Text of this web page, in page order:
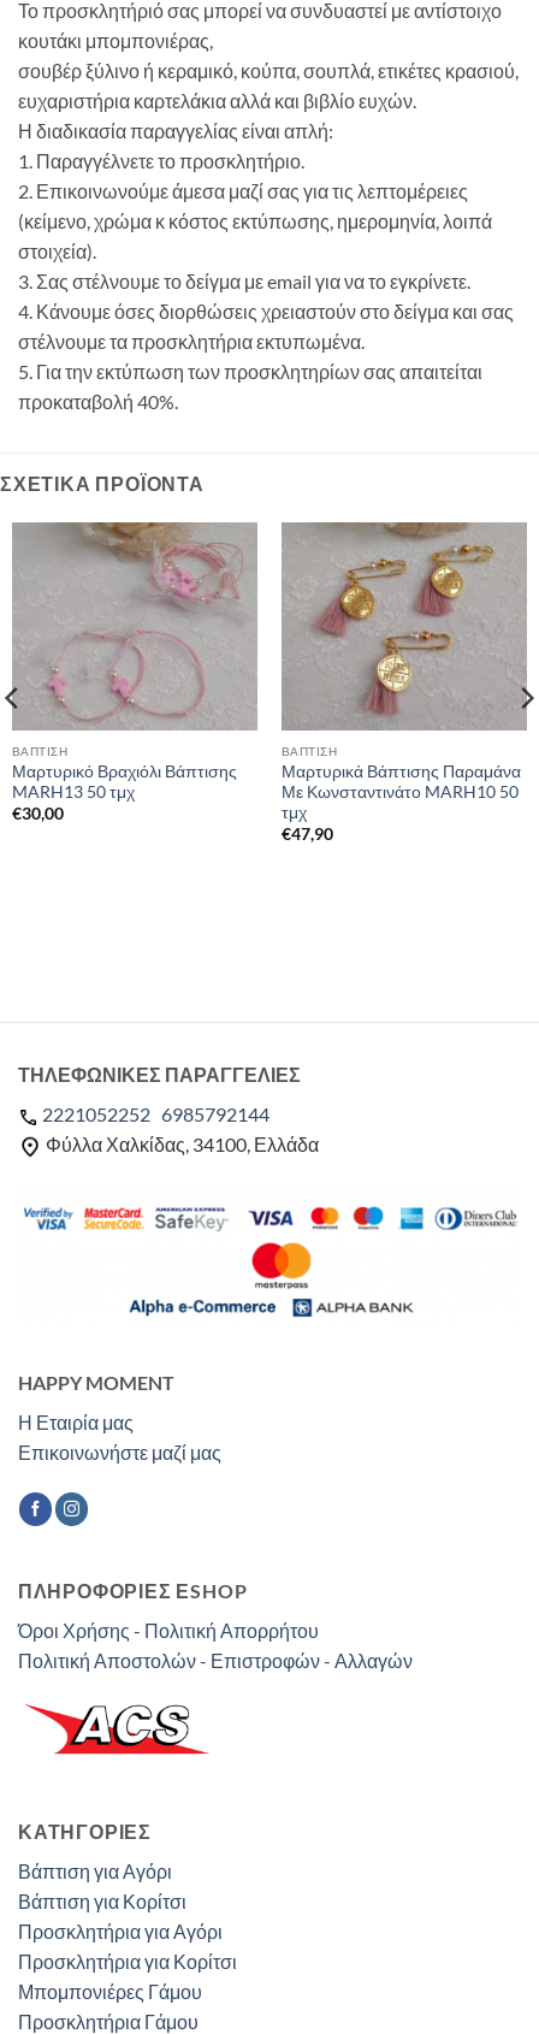
Το προσκλητήριό σας μπορεί να συνδυαστεί με αντίστοιχο
κουτάκι μπομπονιέρας,
σουβέρ ξύλινο ή κεραμικό, κούπα, σουπλά, ετικέτες κρασιού,
ευχαριστήρια καρτελάκια αλλά και βιβλίο ευχών.
Η διαδικασία παραγγελίας είναι απλή:
1. Παραγγέλνετε το προσκλητήριο.
2. Επικοινωνούμε άμεσα μαζί σας για τις λεπτομέρειες
(κείμενο, χρώμα κ κόστος εκτύπωσης, ημερομηνία, λοιπά
στοιχεία).
3. Σας στέλνουμε το δείγμα με email για να το εγκρίνετε.
4. Κάνουμε όσες διορθώσεις χρειαστούν στο δείγμα και σας
στέλνουμε τα προσκλητήρια εκτυπωμένα.
5. Για την εκτύπωση των προσκλητηρίων σας απαιτείται
προκαταβολή 40%.
ΣΧΕΤΙΚΆ ΠΡΟΪΌΝΤΑ
ΒΑΠΤΙΣΗ
Μαρτυρικό Βραχιόλι Βάπτισης
MARH13 50 τμχ
€30,00
ΒΑΠΤΙΣΗ
Μαρτυρικά Βάπτισης Παραμάνα
Με Κωνσταντινάτο MARH10 50
τμχ
€47,90
HAPPY MOMENT
Η Εταιρία μας
Επικοινωνήστε μαζί μας
ΠΛΗΡΟΦΟΡΙΕΣ ΕSHOP
Όροι Χρήσης - Πολιτική Απορρήτου
Πολιτική Αποστολών - Επιστροφών - Αλλαγών
ΤΗΛΕΦΩΝΙΚΕΣ ΠΑΡΑΓΓΕΛΙΕΣ
2221052252 6985792144
Φύλλα Χαλκίδας, 34100, Ελλάδα
ΚΑΤΗΓΟΡΊΕΣ
Βάπτιση για Αγόρι
Βάπτιση για Κορίτσι
Προσκλητήρια για Αγόρι
Προσκλητήρια για Κορίτσι
Μπομπονιέρες Γάμου
Προσκλητήρια Γάμου